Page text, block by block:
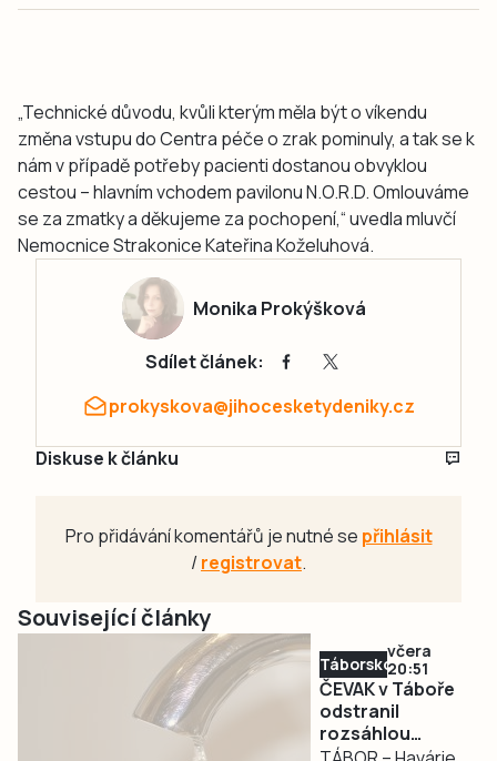
„Technické důvodu, kvůli kterým měla být o víkendu
změna vstupu do Centra péče o zrak pominuly, a tak se k
nám v případě potřeby pacienti dostanou obvyklou
cestou – hlavním vchodem pavilonu N.O.R.D. Omlouváme
se za zmatky a děkujeme za pochopení,“ uvedla mluvčí
Nemocnice Strakonice Kateřina Koželuhová.
Monika Prokýšková
Sdílet článek:
prokyskova@jihocesketydeniky.cz
Diskuse k článku
Pro přidávání komentářů je nutné se přihlásit
/registrovat.
Související články
Táborsko
včera
20:51
ČEVAK v Táboře
odstranil
rozsáhlou
havárii a v půl